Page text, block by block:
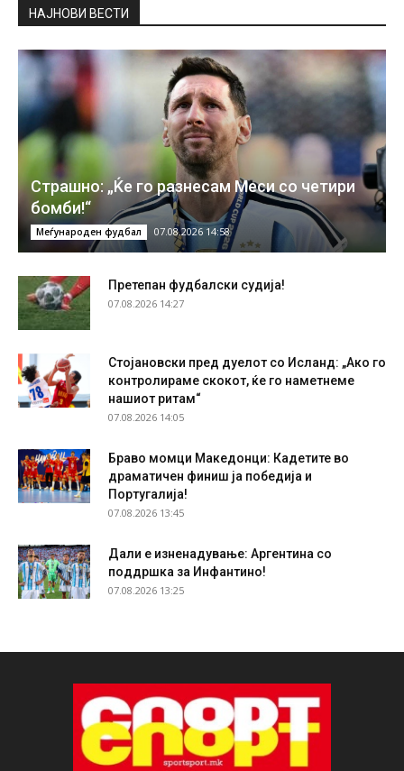
НAЈНОВИ ВЕСТИ
Страшно: „Ќе го разнесам Меси со четири
бомби!“
Меѓународен фудбал 07.08.2026 14:58
Претепан фудбалски судија!
07.08.2026 14:27
Стојановски пред дуелот со Исланд: „Ако го
контролираме скокот, ќе го наметнеме
нашиот ритам“
07.08.2026 14:05
Браво момци Македонци: Кадетите во
драматичен финиш ја победија и
Португалија!
07.08.2026 13:45
Дали е изненадување: Аргентина со
поддршка за Инфантино!
07.08.2026 13:25